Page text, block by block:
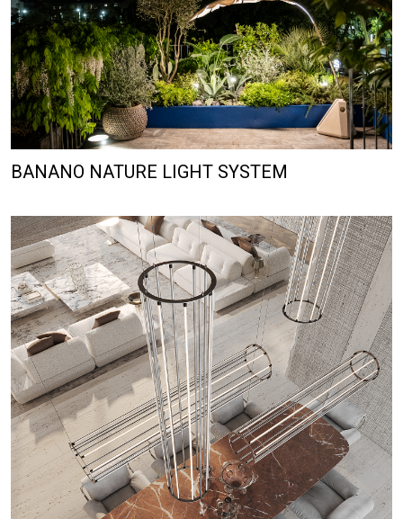
BANANO NATURE LIGHT SYSTEM